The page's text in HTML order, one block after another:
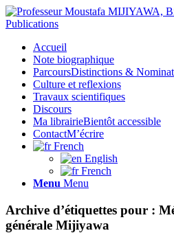
Accueil
Note biographique
ParcoursDistinctions &
Culture et reflexions
Travaux scientifiques
Discours
Ma librairieBientôt accessible
ContactM’écrire
French
English
French
Menu Menu
Archive d’étiquettes pour :
générale Mijiyawa